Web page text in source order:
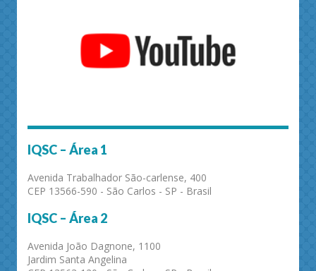
IQSC – Área 1
Avenida Trabalhador São-carlense, 400
CEP 13566-590 - São Carlos - SP - Brasil
IQSC – Área 2
Avenida João Dagnone, 1100
Jardim Santa Angelina